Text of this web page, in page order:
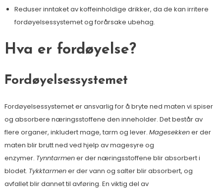
Reduser inntaket av koffeinholdige drikker, da de kan irritere
fordøyelsessystemet og forårsake ubehag.
Hva er fordøyelse?
Fordøyelsessystemet
Fordøyelsessystemet er ansvarlig for å bryte ned maten vi spiser
og absorbere næringsstoffene den inneholder. Det består av
flere organer, inkludert mage, tarm og lever. Magesekkener der
maten blir brutt ned ved hjelp av magesyre og
enzymer. Tynntarmener der næringsstoffene blir absorbert i
blodet. Tykktarmener der vann og salter blir absorbert, og
avfallet blir dannet til avføring. En viktig del av